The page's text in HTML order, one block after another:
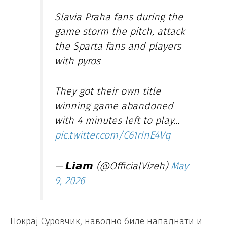
Slavia Praha fans during the
game storm the pitch, attack
the Sparta fans and players
with pyros
They got their own title
winning game abandoned
with 4 minutes left to play…
pic.twitter.com/C61rInE4Vq
— 𝙇𝙞𝙖𝙢 (@OfficialVizeh) May
9, 2026
Покрај Суровчик, наводно биле нападнати и